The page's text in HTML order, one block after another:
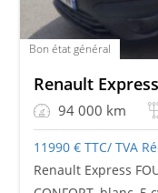
Bon état général
Renault
94 000 km
11990€ TTC/ TVA
Renault Express